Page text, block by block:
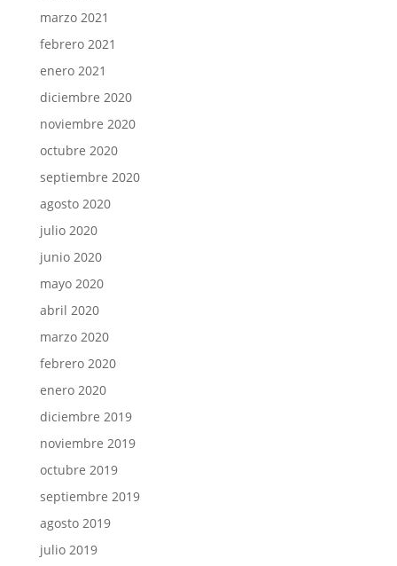
marzo 2021
febrero 2021
enero 2021
diciembre 2020
noviembre 2020
octubre 2020
septiembre 2020
agosto 2020
julio 2020
junio 2020
mayo 2020
abril 2020
marzo 2020
febrero 2020
enero 2020
diciembre 2019
noviembre 2019
octubre 2019
septiembre 2019
agosto 2019
julio 2019